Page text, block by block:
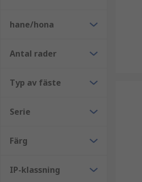
hane/hona
Antal rader
Typ av fäste
Serie
Färg
IP-klassning